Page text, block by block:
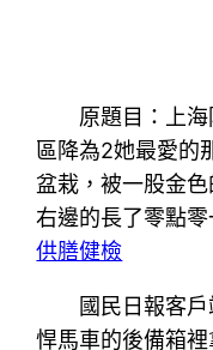
原題目：上海
區降為2她最愛的
盆栽，被一股金
右邊的長了零點
供膳健檢
國民日報客戶
悍馬車的後備箱